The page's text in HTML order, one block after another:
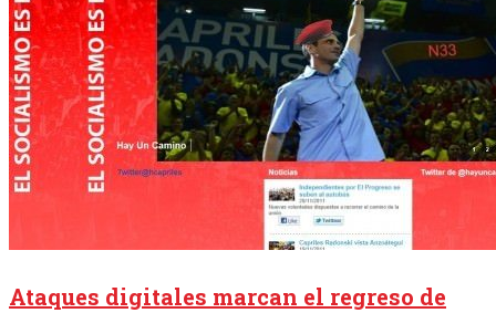
Ataques digitales marcan el regreso de